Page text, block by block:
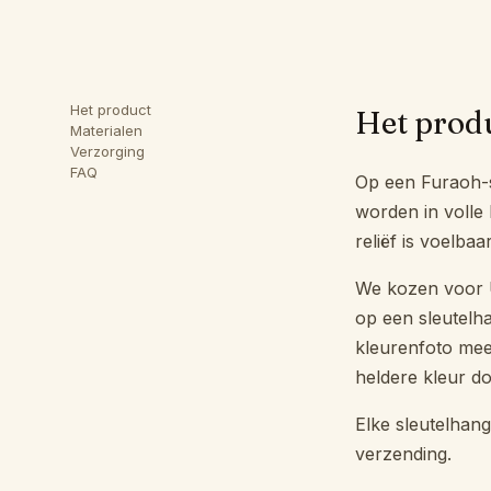
Het product
Materialen
Verzorging
FAQ
Het
Op een
worden in volle
reliëf is
We kozen voor
op een
kleurenfoto
heldere kleur
Elke
verzending.